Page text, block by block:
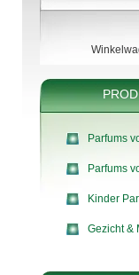
Parfums
Parfums
Kinder
Gezicht &